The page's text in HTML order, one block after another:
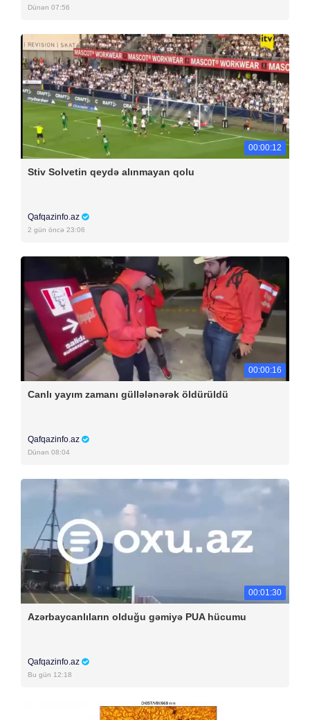
Dünən 07:56
00:00:12
Stiv Solvetin qeydə alınmayan qolu
Qafqazinfo.az
2 gün öncə 23:06
00:00:16
Canlı yayım zamanı güllələnərək öldürüldü
Qafqazinfo.az
Dünən 08:04
00:01:30
Azərbaycanlıların olduğu gəmiyə PUA hücumu
Qafqazinfo.az
Bu gün 12:18